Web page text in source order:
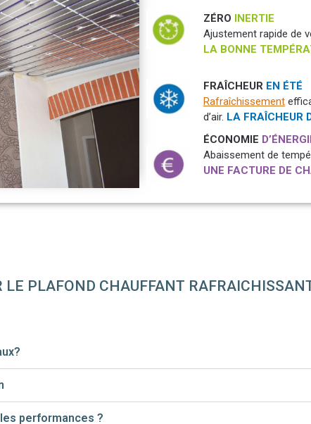
ZÉRO
INERTIE
Ajustement rapide de
LA BONNE
FRAÎCHEUR EN ÉTÉ
Rafraîchissement
d’air. LA FRAÎCHEUR
ÉCONOMIE
Abaissement de
UNE FACTURE DE
LE PLAFOND CHAUFFANT
performances ?